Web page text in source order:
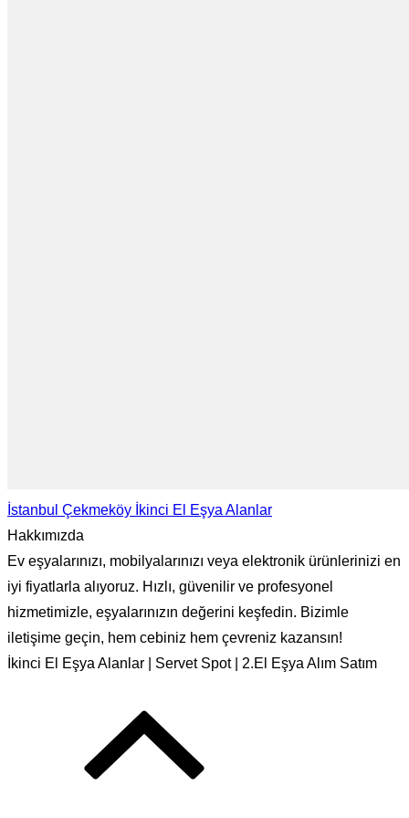
İstanbul Çekmeköy İkinci El Eşya Alanlar
Hakkımızda
Ev eşyalarınızı, mobilyalarınızı veya elektronik ürünlerinizi en
iyi fiyatlarla alıyoruz. Hızlı, güvenilir ve profesyonel
hizmetimizle, eşyalarınızın değerini keşfedin. Bizimle
iletişime geçin, hem cebiniz hem çevreniz kazansın!
İkinci El Eşya Alanlar | Servet Spot | 2.El Eşya Alım Satım